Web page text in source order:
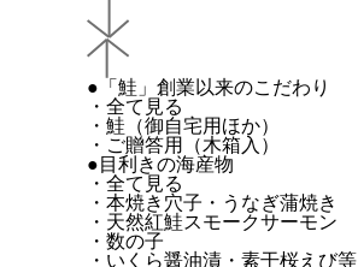
●「鮭」創業以来のこだわり
・全て見る
・鮭（御自宅用ほか）
・ご贈答用（木箱入）
●目利きの海産物
・全て見る
・本焼き穴子・うなぎ蒲焼き
・天然紅鮭スモークサーモン
・数の子
・いくら醤油漬・素干桜えび等